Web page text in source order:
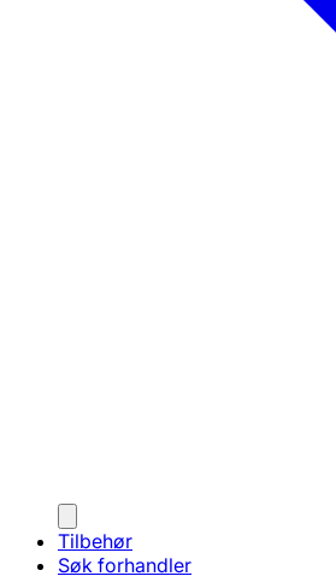
Tilbehør
Søk forhandler